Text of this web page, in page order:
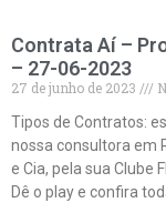
Contrata Aí –
– 27-06-2023
27 de junho de 2023
Tipos de Contratos:
nossa consultora em
e Cia, pela sua Clube
Dê o play e confira